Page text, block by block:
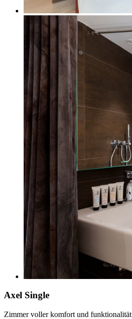
Axel Single
Zimmer voller komfort und funktionalität